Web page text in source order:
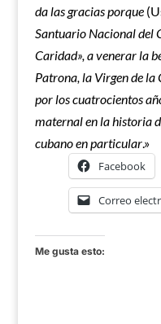
da las gracias porque
Santuario Nacional del
Caridad», a venerar la
Patrona, la Virgen de
por los cuatrocientos
maternal en la historia
cubano en particular.»
Facebook
Correo
Me gusta esto: